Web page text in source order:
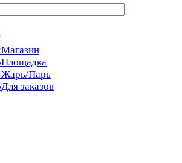
Магазин
Площадка
Жарь/Парь
Для заказов